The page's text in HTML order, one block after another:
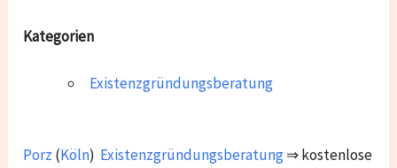
Kategorien
Existenzgründungsberatung
Porz (Köln) Existenzgründungsberatung⇒ kostenlose